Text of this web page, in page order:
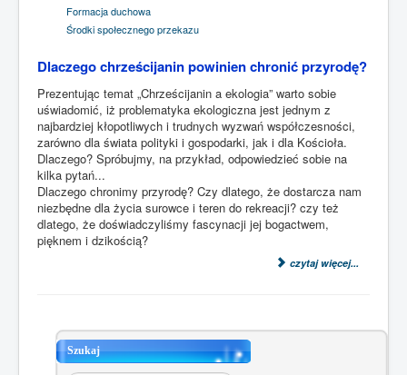
Formacja duchowa
Środki społecznego przekazu
Dlaczego chrześcijanin powinien chronić przyrodę?
Prezentując temat „Chrześcijanin a ekologia” warto sobie
uświadomić, iż problematyka ekologiczna jest jednym z
najbardziej kłopotliwych i trudnych wyzwań współczesności,
zarówno dla świata polityki i gospodarki, jak i dla Kościoła.
Dlaczego? Spróbujmy, na przykład, odpowiedzieć sobie na
kilka pytań...
Dlaczego chronimy przyrodę? Czy dlatego, że dostarcza nam
niezbędne dla życia surowce i teren do rekreacji? czy też
dlatego, że doświadczyliśmy fascynacji jej bogactwem,
pięknem i dzikością?
czytaj więcej...
Szukaj